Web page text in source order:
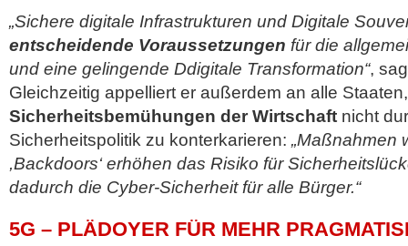
„Sichere digitale Infrastrukturen und Digitale
entscheidende Voraussetzungen für die
und eine gelingende Ddigitale Transformation“,
Gleichzeitig appelliert er außerdem an alle
Sicherheitsbemühungen der Wirtschaft nicht
Sicherheitspolitik zu konterkarieren: „Maßnahmen
,Backdoors‘ erhöhen das Risiko für
dadurch die Cyber-Sicherheit für alle Bürger.“
5G – PLÄDOYER FÜR MEHR